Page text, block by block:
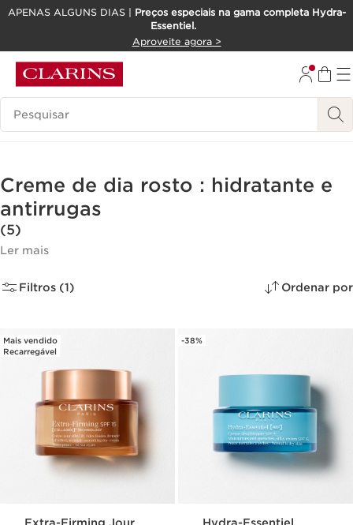
SALTAR PARA O CONTEÚDO
APENAS ALGUNS DIAS | Preços especiais na gama completa Hydra-
Essentiel.
Aproveite agora >
Pesquisar Legenda
Creme de dia rosto : hidratante e
antirrugas
(5)
Ler mais
Filtros (1) Ordenar por
Mais vendido
Recarregável
-38%